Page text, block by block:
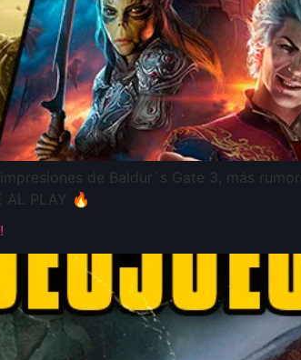
de Baldur´s Gate 3, más
PLAY 🔥